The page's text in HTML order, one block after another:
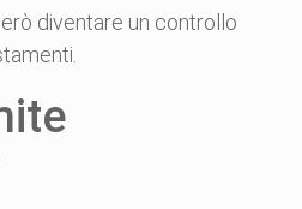
diventare un controllo